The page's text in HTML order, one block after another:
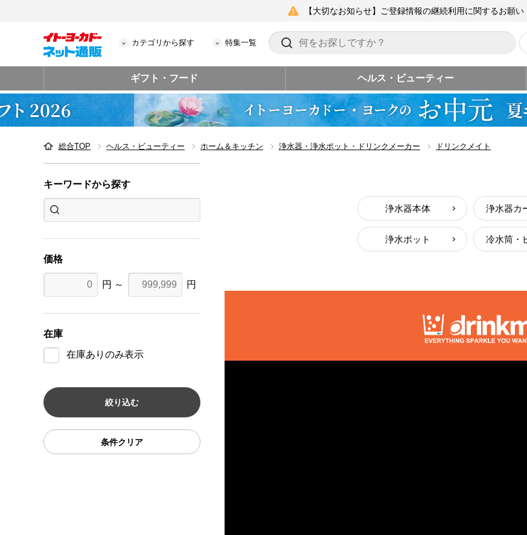
【大切なお知らせ】ご登録情報の継続利用に関するお願い
カテゴリから探す 特集一覧
ギフト・フード ヘルス・ビューティー
総合TOP ヘルス・ビューティー ホーム＆キッチン 浄水器・浄水ポット・ドリンクメーカー ドリンクメイト
キーワードから探す
価格
円 ～ 円
在庫
在庫ありのみ表示
条件クリア
浄水器本体
浄水ポット